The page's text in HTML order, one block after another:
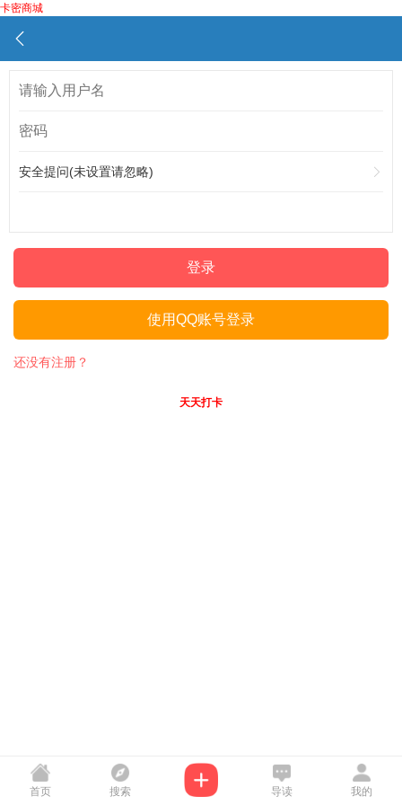
卡密商城
安全提问(未设置请忽略)
登录
使用QQ账号登录
还没有注册？
天天打卡
首页 搜索 导读 我的